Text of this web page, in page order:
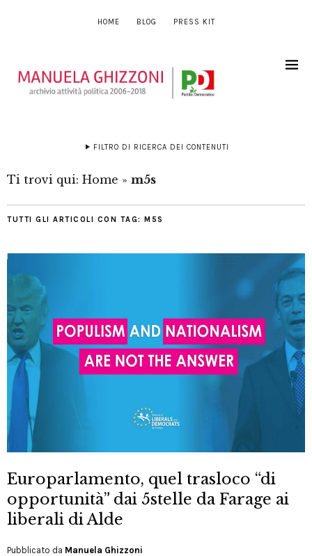
HOME BLOG PRESS KIT
FILTRO DI RICERCA DEI CONTENUTI
Ti trovi qui: Home » m5s
TUTTI GLI ARTICOLI CON TAG: M5S
Europarlamento, quel trasloco “di
opportunità” dai 5stelle da Farage ai
liberali di Alde
Pubblicato da Manuela Ghizzoni